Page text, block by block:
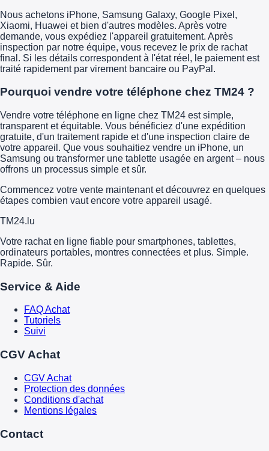
Nous achetons iPhone, Samsung Galaxy, Google Pixel,
Xiaomi, Huawei et bien d'autres modèles. Après votre
demande, vous expédiez l'appareil gratuitement. Après
inspection par notre équipe, vous recevez le prix de rachat
final. Si les détails correspondent à l'état réel, le paiement est
traité rapidement par virement bancaire ou PayPal.
Pourquoi vendre votre téléphone chez TM24 ?
Vendre votre téléphone en ligne chez TM24 est simple,
transparent et équitable. Vous bénéficiez d'une expédition
gratuite, d'un traitement rapide et d'une inspection claire de
votre appareil. Que vous souhaitiez vendre un iPhone, un
Samsung ou transformer une tablette usagée en argent – nous
offrons un processus simple et sûr.
Commencez votre vente maintenant et découvrez en quelques
étapes combien vaut encore votre appareil usagé.
TM24.lu
Votre rachat en ligne fiable pour smartphones, tablettes,
ordinateurs portables, montres connectées et plus. Simple.
Rapide. Sûr.
Service & Aide
FAQ Achat
Tutoriels
Suivi
CGV Achat
CGV Achat
Protection des données
Conditions d'achat
Mentions légales
Contact